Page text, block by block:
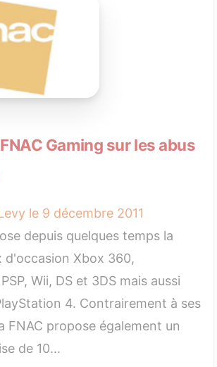
Gaming sur les abus
le 9 décembre 2011
depuis quelques temps la
d'occasion Xbox 360,
Wii, DS et 3DS mais aussi
4. Contrairement à ses
FNAC propose également un
de 10...